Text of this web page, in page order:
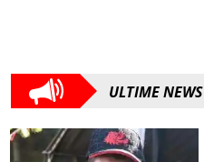
ULTIME NEWS